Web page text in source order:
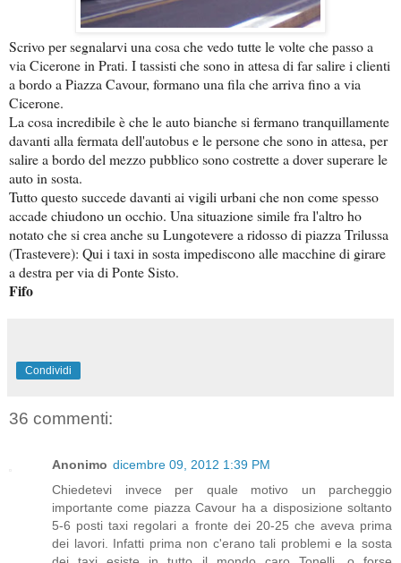
Scrivo per segnalarvi una cosa che vedo tutte le volte che passo a
via Cicerone in Prati. I tassisti che sono in attesa di far salire i clienti
a bordo a Piazza Cavour, formano una fila che arriva fino a via
Cicerone.
La cosa incredibile è che le auto bianche si fermano tranquillamente
davanti alla fermata dell'autobus e le persone che sono in attesa, per
salire a bordo del mezzo pubblico sono costrette a dover superare le
auto in sosta.
Tutto questo succede davanti ai vigili urbani che non come spesso
accade chiudono un occhio. Una situazione simile fra l'altro ho
notato che si crea anche su Lungotevere a ridosso di piazza Trilussa
(Trastevere): Qui i taxi in sosta impediscono alle macchine di girare
a destra per via di Ponte Sisto.
Fifo
Condividi
36 commenti:
Anonimo dicembre 09, 2012 1:39 PM
Chiedetevi invece per quale motivo un parcheggio
importante come piazza Cavour ha a disposizione soltanto
5-6 posti taxi regolari a fronte dei 20-25 che aveva prima
dei lavori. Infatti prima non c'erano tali problemi e la sosta